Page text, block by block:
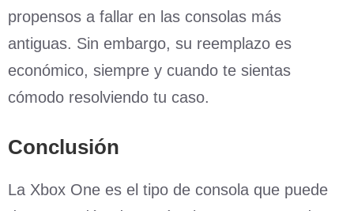
propensos a fallar en las consolas más
antiguas. Sin embargo, su reemplazo es
económico, siempre y cuando te sientas
cómodo resolviendo tu caso.
Conclusión
La Xbox One es el tipo de consola que puede